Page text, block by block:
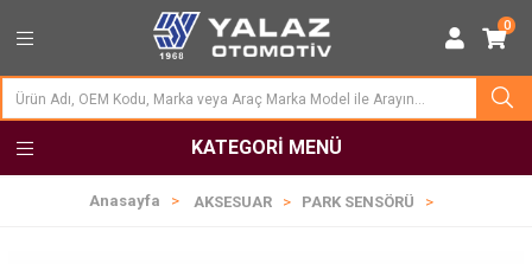
0
KATEGORI MENÜ
Anasayfa AKSESUAR PARK SENSÖRÜ